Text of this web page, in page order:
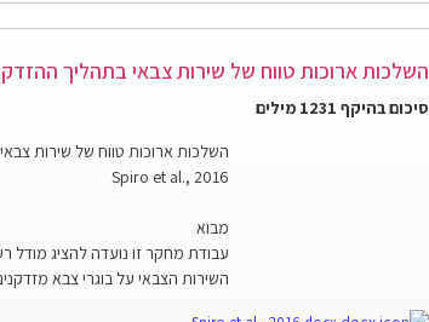
השלכות ארוכות טווח של שירות צבאי בתהליך
סיכום בהיקף 1231 מילים
השלכות ארוכות טווח של שירות
Spiro et al., 2016
מבוא
עבודת מחקר זו נועדה להציג מודל
השירות הצבאי על בוגרי צבא